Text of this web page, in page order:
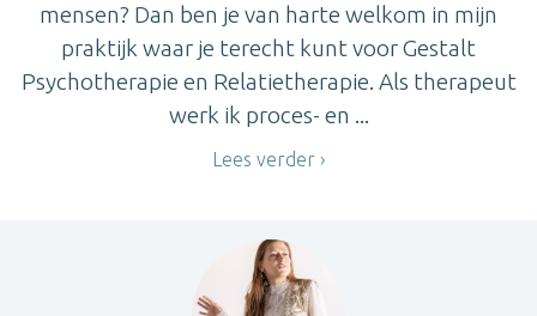
mensen? Dan ben je van harte welkom in mijn
praktijk waar je terecht kunt voor Gestalt
Psychotherapie en Relatietherapie. Als therapeut
werk ik proces- en ...
Lees verder